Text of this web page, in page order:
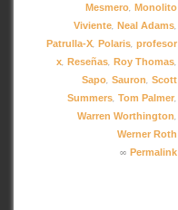
Mesmero Monolito
Viviente Neal Adams
Patrulla-X Polaris profesor
x Reseñas Roy Thomas
Sapo Sauron Scott
Summers Tom Palmer
Warren Worthington
Werner Roth
∞ Permalink